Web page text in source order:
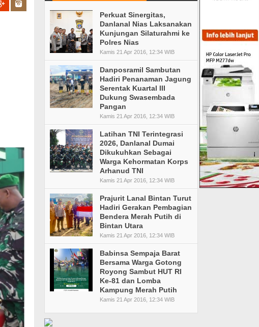
Perkuat Sinergitas,
Danlanal Nias Laksanakan
Kunjungan Silaturahmi ke
Polres Nias
Kamis 21 Apr 2016, 12:34 WIB
Danposramil Sambutan
Hadiri Penanaman Jagung
Serentak Kuartal III
Dukung Swasembada
Pangan
Kamis 21 Apr 2016, 12:34 WIB
Latihan TNI Terintegrasi
2026, Danlanal Dumai
Dikukuhkan Sebagai
Warga Kehormatan Korps
Arhanud TNI
Kamis 21 Apr 2016, 12:34 WIB
Prajurit Lanal Bintan Turut
Hadiri Gerakan Pembagian
Bendera Merah Putih di
Bintan Utara
Kamis 21 Apr 2016, 12:34 WIB
Babinsa Sempaja Barat
Bersama Warga Gotong
Royong Sambut HUT RI
Ke-81 dan Lomba
Kampung Merah Putih
Kamis 21 Apr 2016, 12:34 WIB